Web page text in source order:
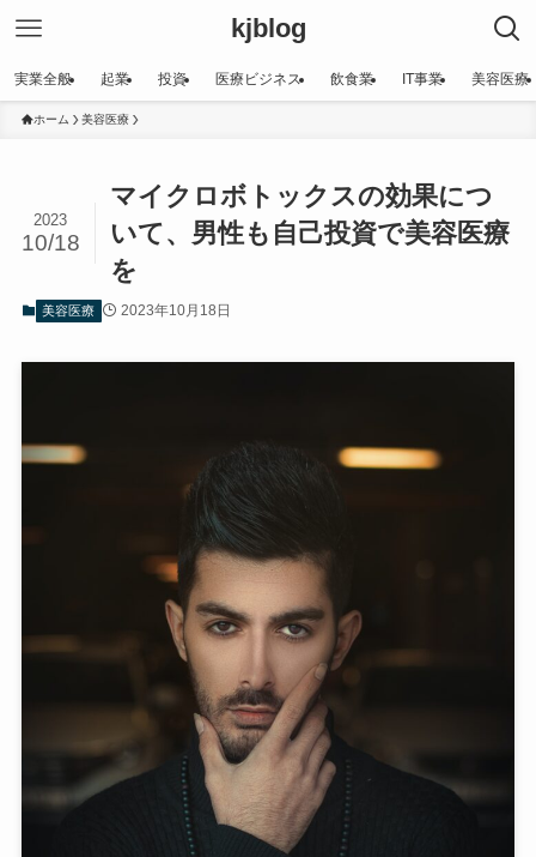
kjblog
実業全般 起業 投資 医療ビジネス 飲食業 IT事業 美容医療
ホーム 美容医療
マイクロボトックスの効果につ
いて、男性も自己投資で美容医療
を
2023
10/18
美容医療 2023年10月18日